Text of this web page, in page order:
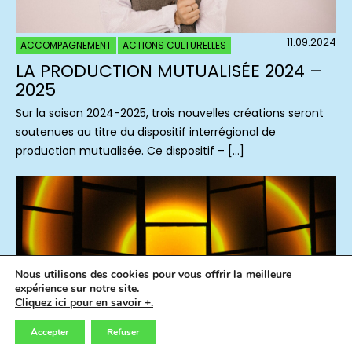
ACCOMPAGNEMENT ACTIONS CULTURELLES 11.09.2024
LA PRODUCTION MUTUALISÉE 2024 –
2025
Sur la saison 2024-2025, trois nouvelles créations seront
soutenues au titre du dispositif interrégional de
production mutualisée. Ce dispositif – […]
Nous utilisons des cookies pour vous offrir la meilleure
expérience sur notre site.
Cliquez ici pour en savoir +.
Accepter Refuser